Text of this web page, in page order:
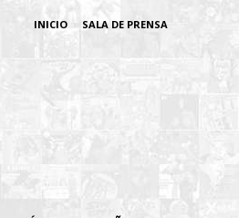
INICIO SALA DE PRENSA